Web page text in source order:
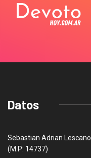
Datos
Sebastian Adrian Lescano
(M.P: 14737)